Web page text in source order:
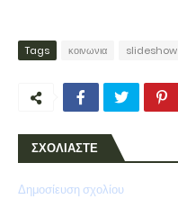
Tags κοινωνια slideshow
ΣΧΟΛΙΑΣΤΕ
Δημοσίευση σχολίου